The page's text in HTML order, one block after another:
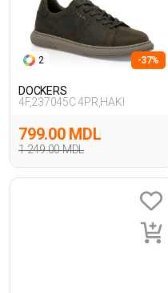
2 -37%
DOCKERS
4F,237045C 4PR,HAKI
1 249.00 MDL
799.00 MDL